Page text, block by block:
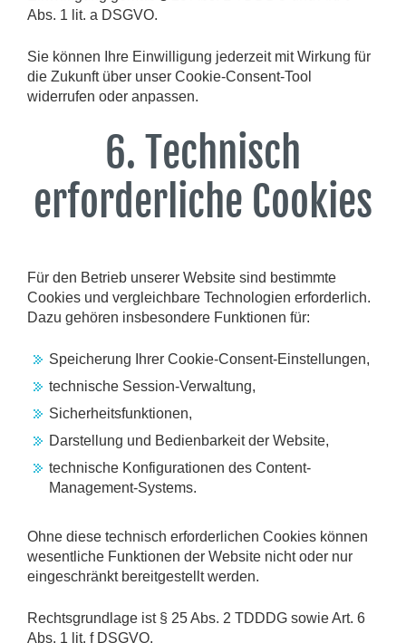
Abs. 1 lit. a DSGVO.
Sie können Ihre Einwilligung jederzeit mit Wirkung für
die Zukunft über unser Cookie-Consent-Tool
widerrufen oder anpassen.
6. Technisch
erforderliche Cookies
Für den Betrieb unserer Website sind bestimmte
Cookies und vergleichbare Technologien erforderlich.
Dazu gehören insbesondere Funktionen für:
Speicherung Ihrer Cookie-Consent-Einstellungen,
technische Session-Verwaltung,
Sicherheitsfunktionen,
Darstellung und Bedienbarkeit der Website,
technische Konfigurationen des Content-
Management-Systems.
Ohne diese technisch erforderlichen Cookies können
wesentliche Funktionen der Website nicht oder nur
eingeschränkt bereitgestellt werden.
Rechtsgrundlage ist § 25 Abs. 2 TDDDG sowie Art. 6
Abs. 1 lit. f DSGVO.